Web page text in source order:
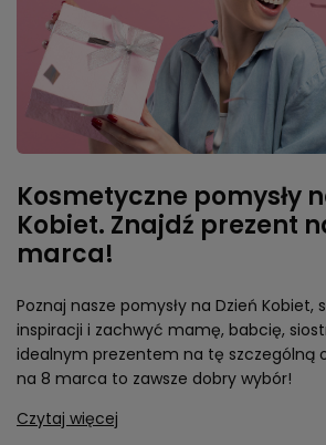
Kosmetyczne pomysły
Kobiet. Znajdź prezent
marca!
Poznaj nasze pomysły na Dzień Kobiet,
inspiracji i zachwyć mamę, babcię,
idealnym prezentem na tę szczególną
na 8 marca to zawsze dobry wybór!
Czytaj więcej